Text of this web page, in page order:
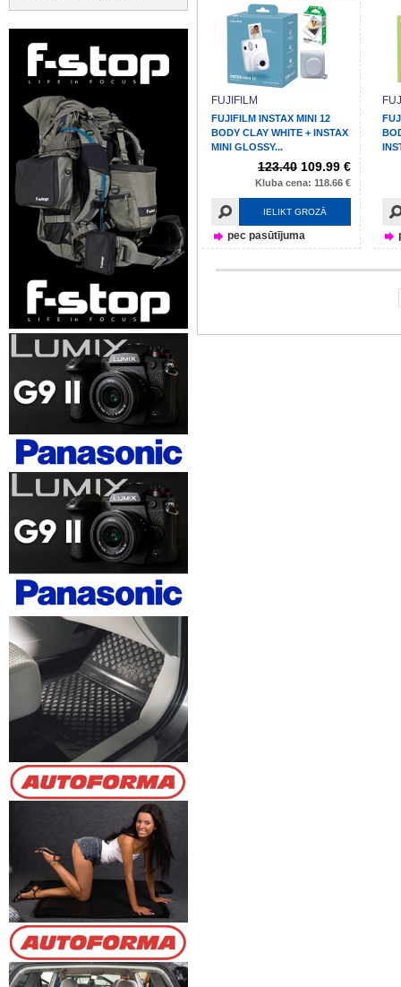
FUJIFILM
FUJIFILM INSTAX MINI 12
BODY CLAY WHITE + INSTAX
MINI GLOSSY...
123.40 109.99 €
Kluba cena: 118.66 €
IELIKT GROZĀ
pec pasūtījuma